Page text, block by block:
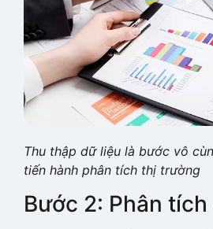
Thu thập dữ liệu là bước vô
tiến hành phân tích thị trường
Bước 2: Phân